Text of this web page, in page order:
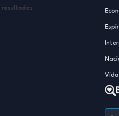
resultados
Vida